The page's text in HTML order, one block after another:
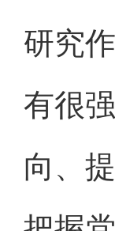
研究
有很
向、